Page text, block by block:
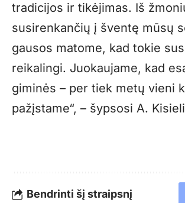
tradicijos ir tikėjimas. Iš
susirenkančių į šventę mūsų
gausos matome, kad tokie
reikalingi. Juokaujame, kad
giminės – per tiek metų vieni
pažįstame“, – šypsosi A.
Bendrinti šį straipsnį